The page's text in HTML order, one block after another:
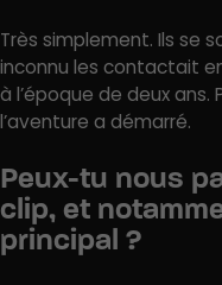
Très simplement. Ils se
inconnu les contactait
à l’époque de deux ans.
l’aventure a démarré.
Peux-tu nous
clip, et
principal ?